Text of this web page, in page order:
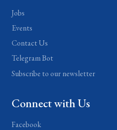
Jobs
Events
Contact Us
Telegram Bot
Subscribe to our newsletter
Connect with Us
Facebook